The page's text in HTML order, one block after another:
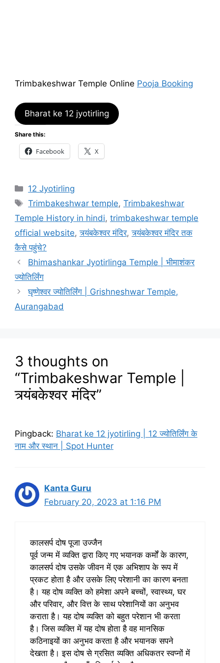
Trimbakeshwar Temple Online Pooja Booking
Bharat ke 12 jyotirling
Share this:
Facebook X
Categories
12 Jyotirling
Tags
Trimbakeshwar temple,Trimbakeshwar
Temple History in hindi, trimbakeshwar temple
official website,त्र्यंबकेश्वर मंदिर,त्र्यंबकेश्वर मंदिर तक
कैसे पहुंचे?
Bhimashankar Jyotirlinga Temple | भीमाशंकर
ज्योतिर्लिंग
घृष्णेश्वर ज्योतिर्लिंग | Grishneshwar Temple,
Aurangabad
3 thoughts on
“Trimbakeshwar Temple |
त्र्यंबकेश्वर मंदिर”
Pingback: Bharat ke 12 jyotirling | 12 ज्योतिर्लिंग के
नाम और स्थान | Spot Hunter
Kanta Guru
February 20, 2023 at 1:16 PM
कालसर्प दोष पूजा उज्जैन
पूर्व जन्म में व्यक्ति द्वारा किए गए भयानक कर्मों के कारण,
कालसर्प दोष उसके जीवन में एक अभिशाप के रूप में
प्रकट होता है और उसके लिए परेशानी का कारण बनता
है। यह दोष व्यक्ति को हमेशा अपने बच्चों, स्वास्थ्य, घर
और परिवार, और वित्त के साथ परेशानियों का अनुभव
कराता है। यह दोष व्यक्ति को बहुत परेशान भी करता
है। जिस व्यक्ति में यह दोष होता है वह मानसिक
कठिनाइयों का अनुभव करता है और भयानक सपने
देखता है। इस दोष से ग्रसित व्यक्ति अधिकतर स्वप्नों में